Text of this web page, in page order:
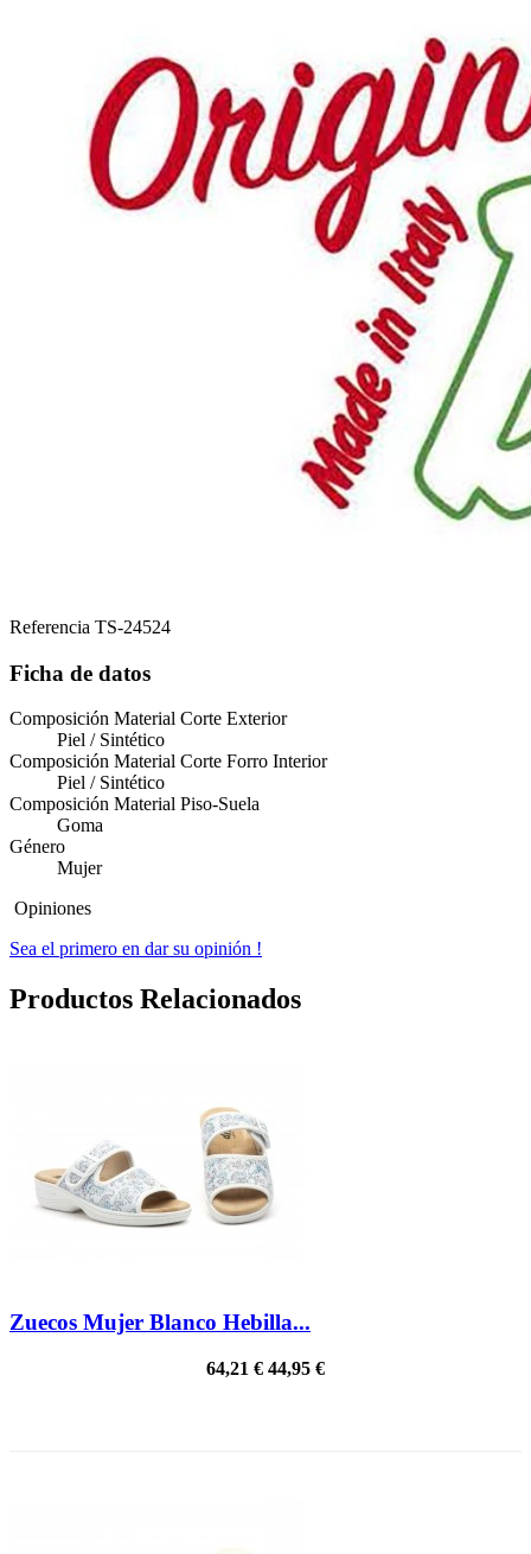
Referencia TS-24524
Ficha de datos
Composición Material Corte Exterior
Piel / Sintético
Composición Material Corte Forro Interior
Piel / Sintético
Composición Material Piso-Suela
Goma
Género
Mujer
Opiniones
Sea el primero en dar su opinión !
Productos Relacionados
Zuecos Mujer Blanco Hebilla...
64,21 € 44,95 €